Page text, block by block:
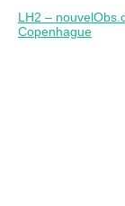
LH2 –
Copenhague